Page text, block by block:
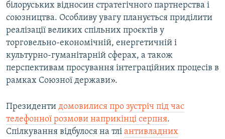
білоруських відносин стратегічного партнерства і
союзництва. Особливу увагу планується приділити
реалізації великих спільних проєктів у
торговельно-економічній, енергетичній і
культурно-гуманітарній сферах, а також
перспективам просування інтеграційних процесів в
рамках Союзної держави».
Президенти домовилися про зустріч під час
телефонної розмови наприкінці серпня.
Спілкування відбулося на тлі антивладних